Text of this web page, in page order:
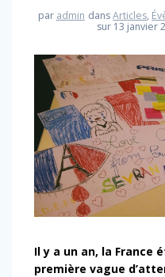
par admin dansArticles,
sur 13 janvier
Il y a un an, la France
première vague